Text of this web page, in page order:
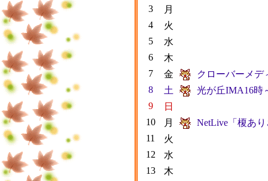
3
月
4
火
5
水
6
木
7
金
クローバーメ
8
土
光が丘IMA16時
9
日
10
月
NetLive「榎あ
11
火
12
水
13
木